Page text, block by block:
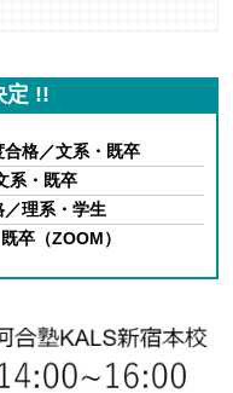
定 !!
合格／文系・既卒
系・既卒
／理系・学生
卒（ZOOM）